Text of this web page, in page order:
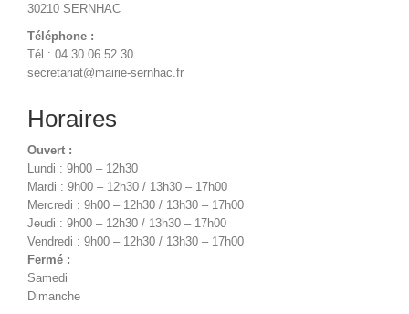
30210 SERNHAC
Téléphone :
Tél : 04 30 06 52 30
secretariat@mairie-sernhac.fr
Horaires
Ouvert :
Lundi : 9h00 – 12h30
Mardi : 9h00 – 12h30 / 13h30 – 17h00
Mercredi : 9h00 – 12h30 / 13h30 – 17h00
Jeudi : 9h00 – 12h30 / 13h30 – 17h00
Vendredi : 9h00 – 12h30 / 13h30 – 17h00
Fermé :
Samedi
Dimanche